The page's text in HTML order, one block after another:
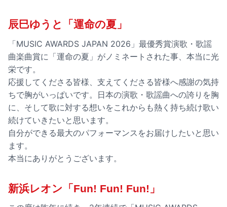
辰巳ゆうと「運命の夏」
「MUSIC AWARDS JAPAN 2026」最優秀賞演歌・歌謡
曲楽曲賞に「運命の夏」がノミネートされた事、本当に光
栄です。
応援してくださる皆様、支えてくださる皆様へ感謝の気持
ちで胸がいっぱいです。日本の演歌・歌謡曲への誇りを胸
に、そして歌に対する想いをこれからも熱く持ち続け歌い
続けていきたいと思います。
自分ができる最大のパフォーマンスをお届けしたいと思い
ます。
本当にありがとうございます。
新浜レオン「Fun! Fun! Fun!」